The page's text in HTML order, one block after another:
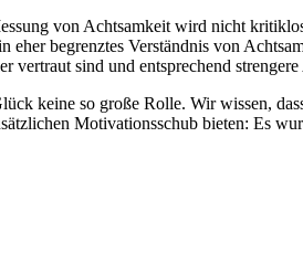
von Achtsamkeit wird nicht
eher begrenztes Verständnis von
vertraut sind und entsprechend
keine so große Rolle. Wir wissen,
Motivationsschub bieten: Es